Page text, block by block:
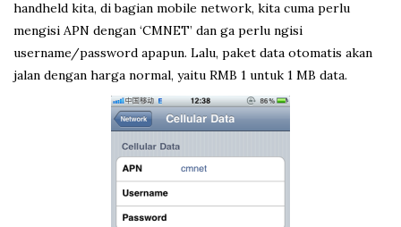
handheld kita, di bagian mobile network, kita cuma perlu
mengisi APN dengan ‘CMNET’ dan ga perlu ngisi
username/password apapun. Lalu, paket data otomatis akan
jalan dengan harga normal, yaitu RMB 1 untuk 1 MB data.